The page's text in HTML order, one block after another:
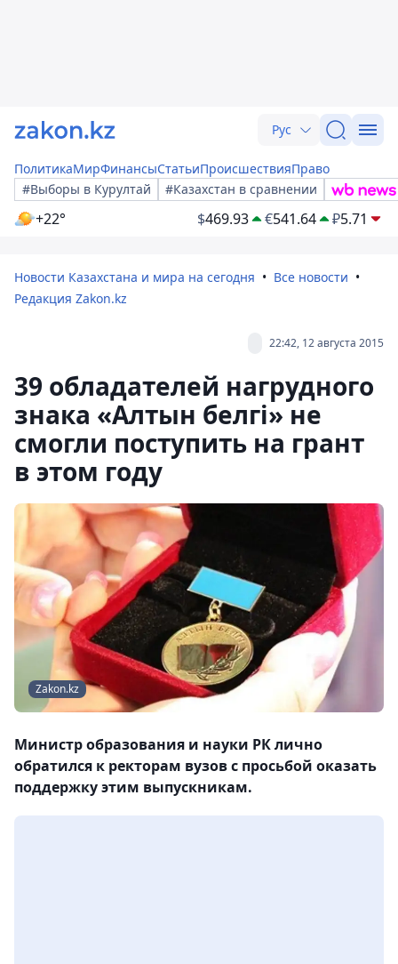
Рус
ПолитикаМирФинансыСтатьиПроисшествияПраво
#Выборы в Курултай
#Казахстан в сравнении
+22° $469.93 €541.64 ₽5.71
Новости Казахстана и мира на сегодня
Все новости
Редакция Zakon.kz
22:42, 12 августа 2015
39 обладателей нагрудного
знака «Алтын белгi» не
смогли поступить на грант
в этом году
Zakon.kz
Министр образования и науки РК лично
обратился к ректорам вузов с просьбой оказать
поддержку этим выпускникам.